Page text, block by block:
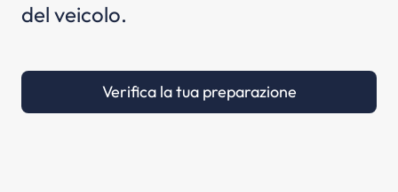
del veicolo.
Verifica la tua preparazione